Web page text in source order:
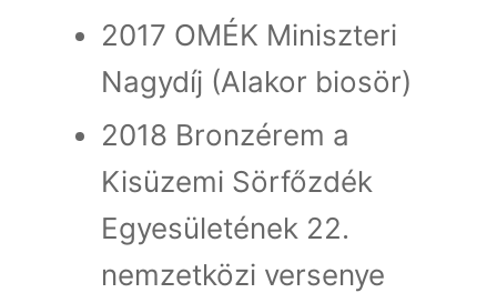
2017 OMÉK Miniszteri
Nagydíj (Alakor biosör)
2018 Bronzérem a
Kisüzemi Sörfőzdék
Egyesületének 22.
nemzetközi versenye